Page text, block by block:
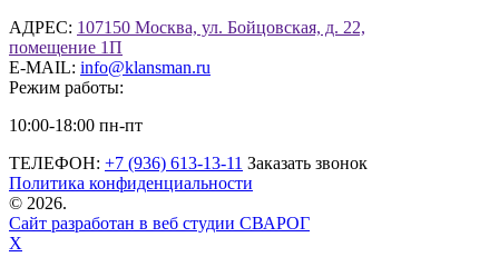
АДРЕС: 107150 Москва, ул. Бойцовская, д. 22,
помещение 1П
E-MAIL: info@klansman.ru
Режим работы:
10:00-18:00 пн-пт
ТЕЛЕФОН: +7 (936) 613-13-11 Заказать звонок
Политика конфиденциальности
© 2026.
Сайт разработан в веб студии СВАРОГ
X